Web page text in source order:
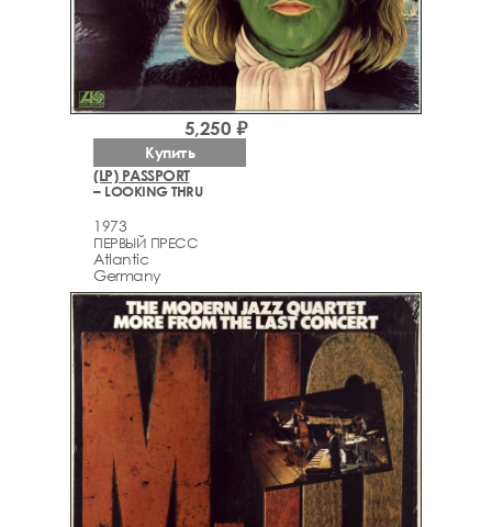
(LP) PASSPORT
– LOOKING THRU
1973
ПЕРВЫЙ ПРЕСС
Atlantic
Germany
5,250 ₽
Купить